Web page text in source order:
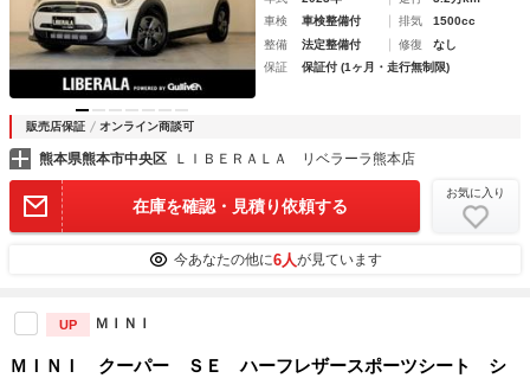
車検
車検整備付 排気
1500cc
整備
法定整備付 修復
なし
保証
保証付 (1ヶ月・走行無制限)
販売店保証 オンライン商談可
熊本県熊本市中央区 ＬＩＢＥＲＡＬＡ リベラーラ熊本店
在庫を確認・見積り依頼する
お気に入り
今あなたの他に6人が見ています
UP ＭＩＮＩ
ＭＩＮＩ クーパー ＳＥ ハーフレザースポーツシート シ